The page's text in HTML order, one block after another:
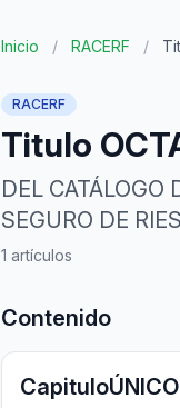
Inicio / RACERF /
RACERF
Titulo
DEL CATÁLOGO
SEGURO DE
1 artículos
Contenido
CapituloÚNICO